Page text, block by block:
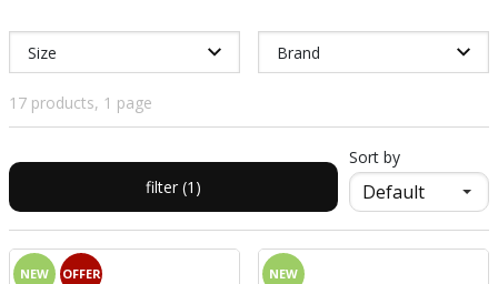
Size Brand
17 products, 1 page
filter (1)
Sort by
NEW OFFER NEW